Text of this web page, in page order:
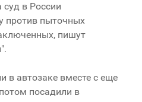
суд в России
против пыточных
пишут
в автозаке вместе с еще
посадили в